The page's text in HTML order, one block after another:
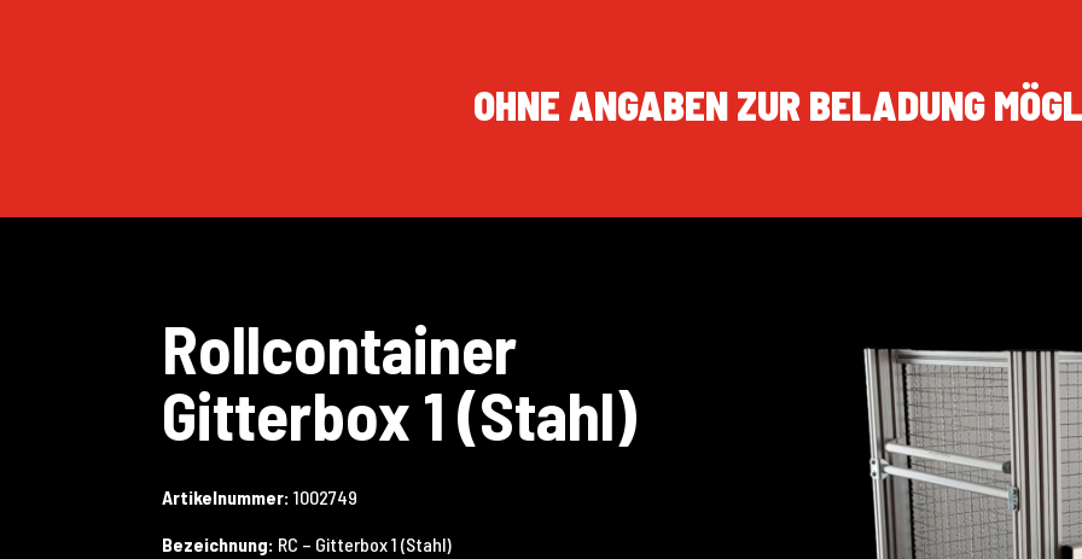
OHNE ANGABEN ZUR BELADUNG
Rollcontainer
Gitterbox 1 (Stahl)
Artikelnummer: 1002749
Bezeichnung: RC – Gitterbox 1 (Stahl)